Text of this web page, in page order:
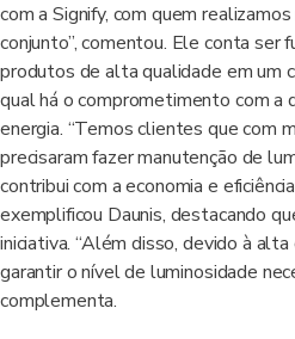
com a Signify, com quem
conjunto”, comentou. Ele conta ser
produtos de alta qualidade em um
qual há o comprometimento com a
energia. “Temos clientes que com
precisaram fazer manutenção de
contribui com a economia e
exemplificou Daunis, destacando
iniciativa. “Além disso, devido à
garantir o nível de luminosidade
complementa.